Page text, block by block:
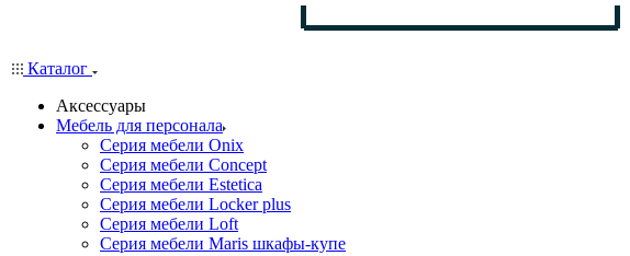
Каталог
Аксессуары
Мебель для персонала
Серия мебели Onix
Серия мебели Concept
Серия мебели Estetica
Серия мебели Locker plus
Серия мебели Loft
Серия мебели Maris шкафы-купе